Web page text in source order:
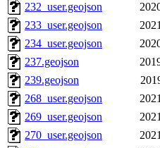
232_user.geojson
233_user.geojson
234_user.geojson
237.geojson
239.geojson
268_user.geojson
269_user.geojson
270_user.geojson